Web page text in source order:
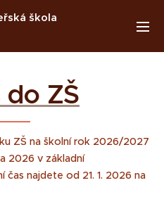
škola
ZŠ
ZŠ na školní rok 2026/2027
2026 v základní
čas najdete od 21. 1. 2026 na